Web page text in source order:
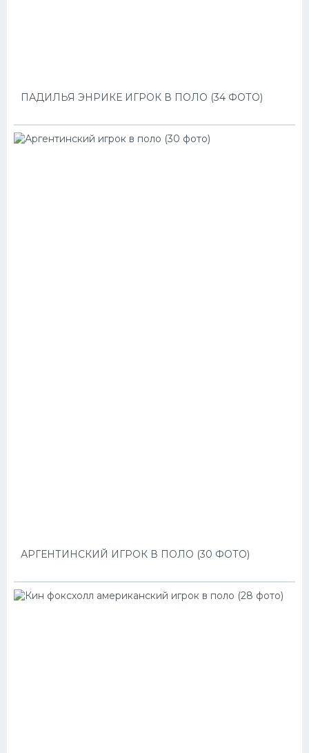
ПАДИЛЬЯ ЭНРИКЕ ИГРОК В ПОЛО (34 ФОТО)
АРГЕНТИНСКИЙ ИГРОК В ПОЛО (30 ФОТО)